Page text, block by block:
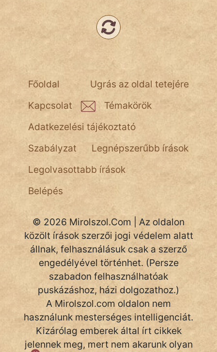
Jób Gedeon
mikkamakka
vörös ördög
nagyöreg
NapHold
Név nélkül
pszichopati
Hoffer Botond
szemfüles
Ugrás az oldal tetejére
Főoldal
Kapcsolat
Témakörök
Adatkezelési tájékoztató
Szabályzat
Legnépszerűbb írások
Legolvasottabb írások
Belépés
© 2026 Mirolszol.Com | Az oldalon
közölt írások szerzői jogi védelem alatt
állnak, felhasználásuk csak a szerző
engedélyével történhet. (Persze
szabadon felhasználhatóak
puskázáshoz, házi dolgozathoz.)
A Mirolszol.com oldalon nem
használunk mesterséges intelligenciát.
Kizárólag emberek által írt cikkek
jelennek meg, mert nem akarunk olyan